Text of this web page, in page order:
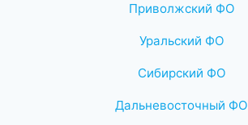
Приволжский ФО
Уральский ФО
Сибирский ФО
Дальневосточный ФО